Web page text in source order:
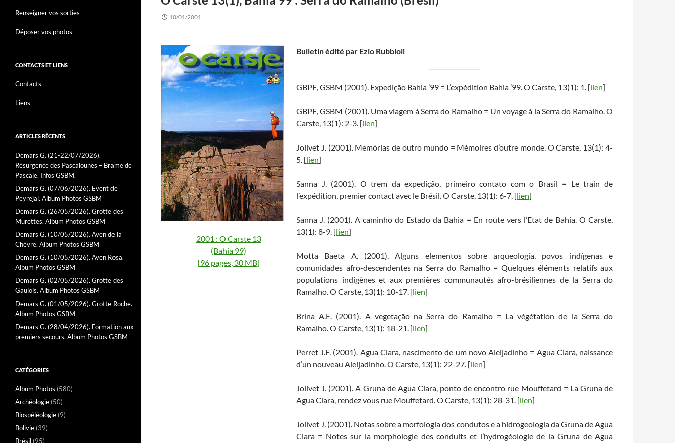
10/01/2001
2001 : O Carste 13
(Bahia 99)
[96 pages, 30 MB]
Bulletin édité par Ezio Rubbioli
GBPE, GSBM (2001). Expedição Bahia ’99 = L’expédition Bahia ’99. O Carste, 13(1): 1. [lien]
GBPE, GSBM (2001). Uma viagem à Serra do Ramalho = Un voyage à la Serra do Ramalho. O
Carste, 13(1): 2-3. [lien]
Jolivet J. (2001). Memórias de outro mundo = Mémoires d’outre monde. O Carste, 13(1): 4-
5. [lien]
Sanna J. (2001). O trem da expedição, primeiro contato com o Brasil = Le train de
l’expédition, premier contact avec le Brésil. O Carste, 13(1): 6-7. [lien]
Sanna J. (2001). A caminho do Estado da Bahia = En route vers l’Etat de Bahia. O Carste,
13(1): 8-9. [lien]
Motta Baeta A. (2001). Alguns elementos sobre arqueología, povos indígenas e
comunidades afro-descendentes na Serra do Ramalho = Quelques éléments relatifs aux
populations indigènes et aux premières communautés afro-brésiliennes de la Serra do
Ramalho. O Carste, 13(1): 10-17. [lien]
Brina A.E. (2001). A vegetação na Serra do Ramalho = La végétation de la Serra do
Ramalho. O Carste, 13(1): 18-21. [lien]
Perret J.F. (2001). Agua Clara, nascimento de um novo Aleijadinho = Agua Clara, naissance
d’un nouveau Aleijadinho. O Carste, 13(1): 22-27. [lien]
Jolivet J. (2001). A Gruna de Agua Clara, ponto de encontro rue Mouffetard = La Gruna de
Agua Clara, rendez vous rue Mouffetard. O Carste, 13(1): 28-31. [lien]
Jolivet J. (2001). Notas sobre a morfologia dos condutos e a hidrogeologia da Gruna de Agua
Clara = Notes sur la morphologie des conduits et l’hydrogéologie de la Gruna de Agua
Renseigner vos sorties
Déposer vos photos
CONTACTS ET LIENS
Contacts
Liens
ARTICLES RÉCENTS
Demars G. (21-22/07/2026).
Résurgence des Pascalounes – Brame de
Pascale. Infos GSBM.
Demars G. (07/06/2026). Event de
Peyrejal. Album Photos GSBM
Demars G. (26/05/2026). Grotte des
Murettes. Album Photos GSBM
Demars G. (10/05/2026). Aven de la
Chèvre. Album Photos GSBM
Demars G. (10/05/2026). Aven Rosa.
Album Photos GSBM
Demars G. (02/05/2026). Grotte des
Gaulois. Album Photos GSBM
Demars G. (01/05/2026). Grotte Roche.
Album Photos GSBM
Demars G. (28/04/2026). Formation aux
premiers secours. Album Photos GSBM
CATÉGORIES
Album Photos (580)
Archéologie (50)
Biospéléologie (9)
Bolivie (39)
Brésil (95)